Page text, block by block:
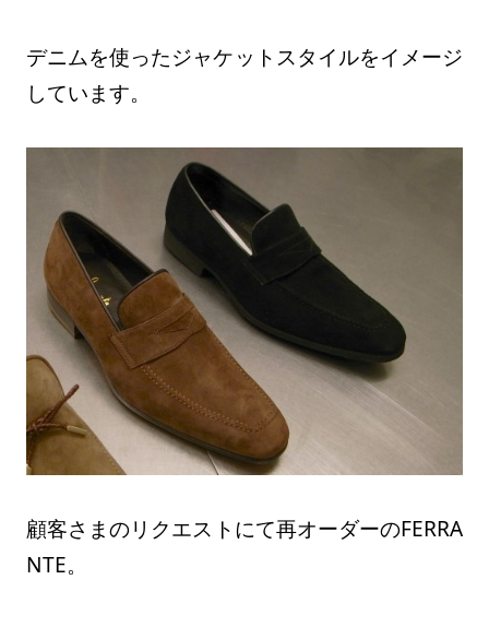
デニムを使ったジャケットスタイルをイメージ
しています。
顧客さまのリクエストにて再オーダーのFERRA
NTE。